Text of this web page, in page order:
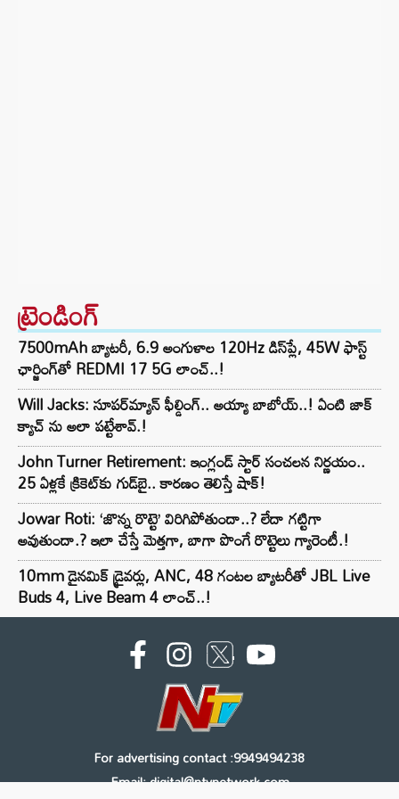
ట్రెండింగ్‌
7500mAh బ్యాటరీ, 6.9 అంగుళాల 120Hz డిస్‌ప్లే, 45W ఫాస్ట్
ఛార్జింగ్‌తో REDMI 17 5G లాంచ్..!
Will Jacks: సూపర్‌మ్యాన్ ఫీల్డింగ్.. అయ్యా బాబోయ్..! ఏంటి జాక్
క్యాచ్ ను అలా పట్టేశావ్.!
John Turner Retirement: ఇంగ్లండ్ స్టార్ సంచలన నిర్ణయం..
25 ఏళ్లకే క్రికెట్‌కు గుడ్‌బై.. కారణం తెలిస్తే షాక్!
Jowar Roti: ‘జొన్న రొట్టె’ విరిగిపోతుందా..? లేదా గట్టిగా
అవుతుందా.? ఇలా చేస్తే మెత్తగా, బాగా పొంగే రొట్టెలు గ్యారెంటీ.!
10mm డైనమిక్ డ్రైవర్లు, ANC, 48 గంటల బ్యాటరీతో JBL Live
Buds 4, Live Beam 4 లాంచ్..!
For advertising contact :9949494238
Email: digital@ntvnetwork.com